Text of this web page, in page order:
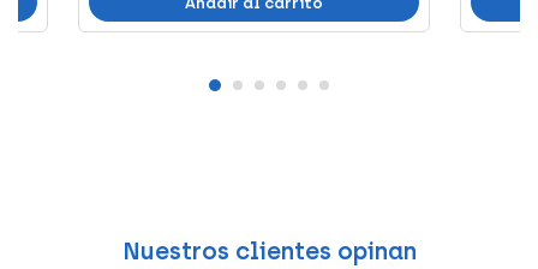
Nuestros clientes opinan